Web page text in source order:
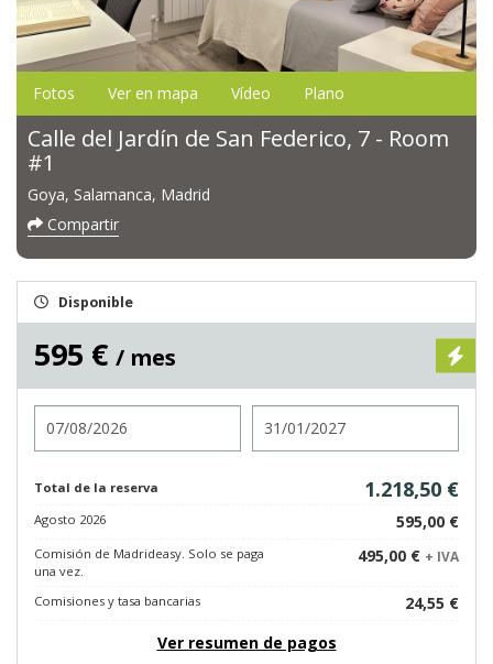
Fotos Ver en mapa Vídeo Plano
Calle del Jardín de San Federico, 7 - Room
#1
Goya, Salamanca, Madrid
Compartir
Disponible
595 € / mes
Total de la reserva 1.218,50 €
Agosto 2026 595,00 €
Comisión de Madrideasy. Solo se paga
una vez.
495,00 € + IVA
Comisiones y tasa bancarias
24,55 €
Ver resumen de pagos